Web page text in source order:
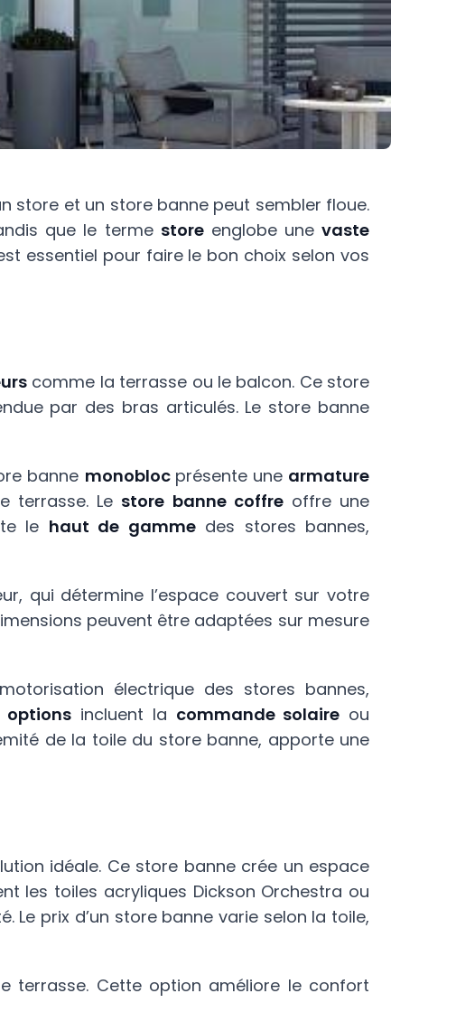
store et un store banne peut sembler floue.
que le terme storeenglobe unevaste
essentiel pour faire le bon choix selon vos
comme la terrasse ou le balcon. Ce store
par des bras articulés. Le store banne
banne monobloc présente une armature
terrasse. Le store banne coffreoffre une
le haut de gammedes stores bannes,
qui détermine l’espace couvert sur votre
peuvent être adaptées sur mesure
électrique des stores bannes,
options incluent la commande solaire ou
de la toile du store banne, apporte une
idéale. Ce store banne crée un espace
les toiles acryliques Dickson Orchestra ou
prix d’un store banne varie selon la toile,
terrasse. Cette option améliore le confort